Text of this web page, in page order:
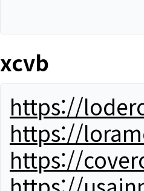
xcvb
https://
https://
https://